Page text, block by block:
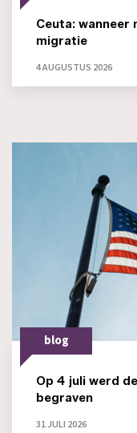
Ceuta:
migratie
4 AUGUSTUS 2026
blog
Op 4 juli werd
begraven
31 JULI 2026